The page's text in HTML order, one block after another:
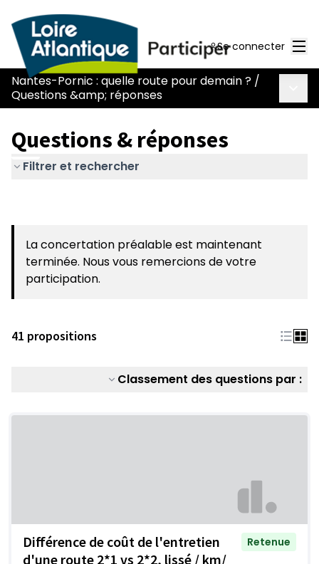
Se connecter
Nantes-Pornic : quelle route pour demain ? /
Questions &amp; réponses
Questions & réponses
Filtrer et rechercher
La concertation préalable est maintenant
terminée. Nous vous remercions de votre
participation.
41 propositions
Classement des questions par :
Différence de coût de l'entretien
d'une route 2*1 vs 2*2, lissé / km/
Retenue